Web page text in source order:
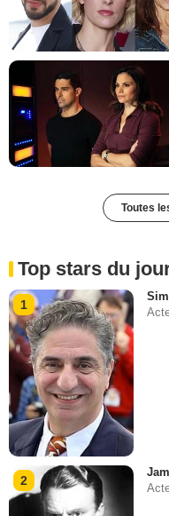
Toutes
Top stars du
1
2